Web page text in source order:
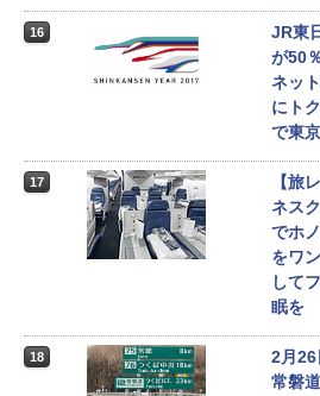
16
JR東
が50
ネッ
にト
で東
17
【旅
ネス
でホ
をワ
して
眠を
18
2月26
常磐